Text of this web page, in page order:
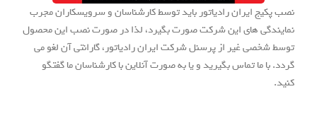
نصب پکیج ایران رادیاتور باید توسط کارشناسان و سرویسکاران مجرب
نمایندگی های این شرکت صورت بگیرد، لذا در صورت نصب این محصول
توسط شخصی غیر از پرسنل شرکت ایران رادیاتور، گارانتی آن لغو می
گردد. با ما تماس بگیرید و یا به صورت آنلاین با کارشناسان ما گفتگو
کنید.